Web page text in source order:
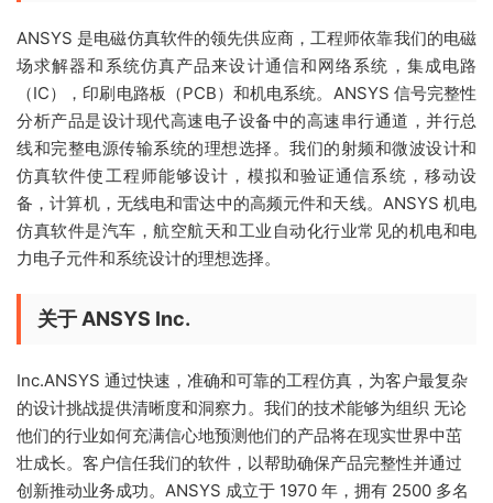
ANSYS 是电磁仿真软件的领先供应商，工程师依靠我们的电磁
场求解器和系统仿真产品来设计通信和网络系统，集成电路
（IC），印刷电路板（PCB）和机电系统。ANSYS 信号完整性
分析产品是设计现代高速电子设备中的高速串行通道，并行总
线和完整电源传输系统的理想选择。我们的射频和微波设计和
仿真软件使工程师能够设计，模拟和验证通信系统，移动设
备，计算机，无线电和雷达中的高频元件和天线。ANSYS 机电
仿真软件是汽车，航空航天和工业自动化行业常见的机电和电
力电子元件和系统设计的理想选择。
关于 ANSYS Inc.
Inc.ANSYS 通过快速，准确和可靠的工程仿真，为客户最复杂
的设计挑战提供清晰度和洞察力。我们的技术能够为组织 无论
他们的行业如何充满信心地预测他们的产品将在现实世界中茁
壮成长。客户信任我们的软件，以帮助确保产品完整性并通过
创新推动业务成功。ANSYS 成立于 1970 年，拥有 2500 多名